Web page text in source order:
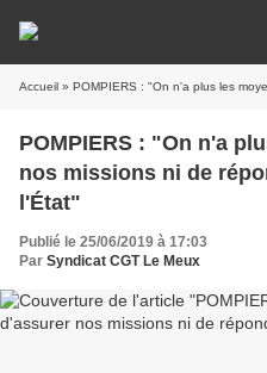
Accueil » POMPIERS : "On n'a plus les moyens
POMPIERS : "On n'a
nos missions ni de
l'État"
Publié le 25/06/2019 à 17:03
Par Syndicat CGT Le Meux